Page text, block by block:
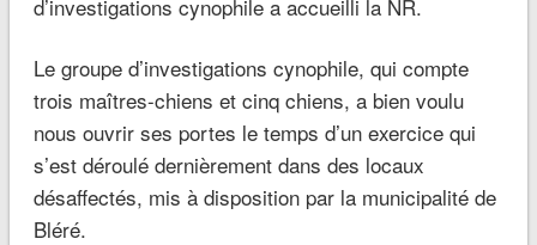
d’investigations cynophile a accueilli la NR.
Le groupe d’investigations cynophile, qui compte
trois maîtres-chiens et cinq chiens, a bien voulu
nous ouvrir ses portes le temps d’un exercice qui
s’est déroulé dernièrement dans des locaux
désaffectés, mis à disposition par la municipalité de
Bléré.